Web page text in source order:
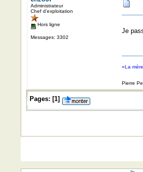
Administrateur
Chef d'exploitation
Hors ligne
Messages: 3302
Je
«La
Pierre
Pages: [1]